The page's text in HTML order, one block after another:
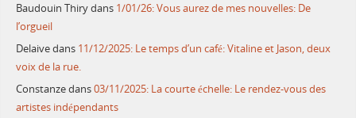
Baudouin Thirydans 1/01/26: Vous aurez de mes nouvelles: De
l’orgueil
Delaivedans 11/12/2025: Le temps d’un café: Vitaline et Jason, deux
voix de la rue.
Constanzedans03/11/2025: La courte échelle: Le rendez-vous des
artistes indépendants